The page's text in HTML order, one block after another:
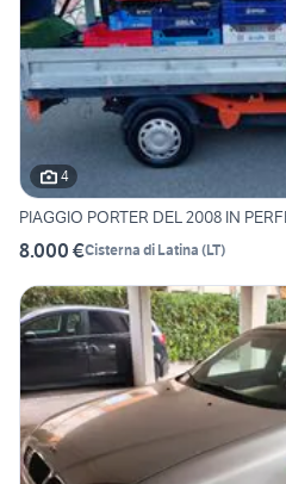
4
PIAGGIO PORTER DEL 2008 IN
8.000 €Cisterna di Latina (LT)